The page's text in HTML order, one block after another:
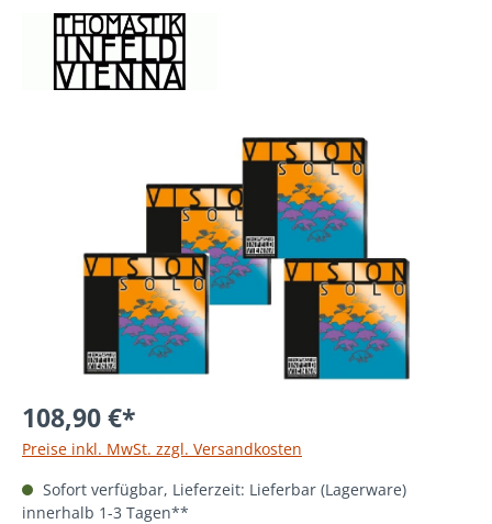
108,90 €*
Preise inkl. MwSt. zzgl. Versandkosten
Sofort verfügbar, Lieferzeit: Lieferbar (Lagerware)
innerhalb 1-3 Tagen**